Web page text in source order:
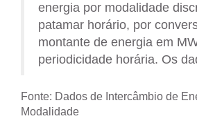
energia por modalidade
patamar horário, por
montante de energia em
periodicidade horária. Os
Fonte: Dados de Intercâmbio de
Modalidade